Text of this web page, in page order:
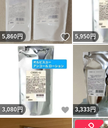
5,860円 いいね！
5,950 円
3,080 円 いいね！
3,333円